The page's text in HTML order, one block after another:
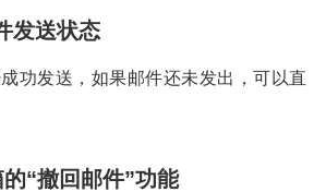
发送状态
功发送，如果邮件还未发出，可以直
“撤回邮件”功能